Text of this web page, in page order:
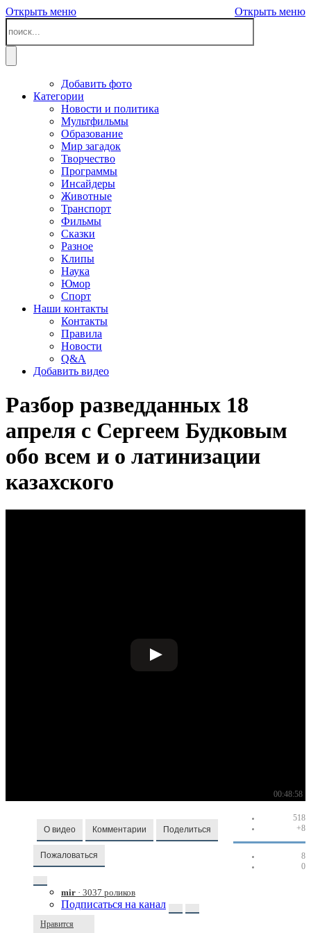
Открыть меню Открыть меню
Добавить фото
Категории
Новости и политика
Мультфильмы
Образование
Мир загадок
Творчество
Программы
Инсайдеры
Животные
Транспорт
Фильмы
Сказки
Разное
Клипы
Наука
Юмор
Спорт
Наши контакты
Контакты
Правила
Новости
Q&A
Добавить видео
Разбор разведданных 18
апреля с Сергеем Будковым
обо всем и о латинизации
казахского
00:48:58
О видео Комментарии Поделиться
Пожаловаться
mir · 3037 роликов
Подписаться на канал
Нравится
518
+8
8
0